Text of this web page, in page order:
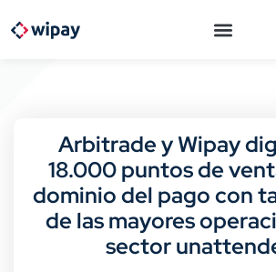
Arbitrade y Wipay
18.000 puntos de
dominio del pago con
de las mayores
sector